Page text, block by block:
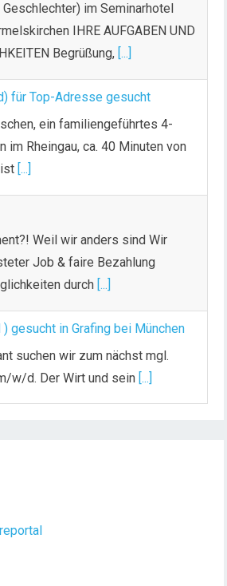
im Seminarhotel
IHRE AUFGABEN UND
Begrüßung, [...]
für Top-Adresse gesucht
ein familiengeführtes 4-
im Rheingau, ca. 40 Minuten von
[...]
Weil wir anders sind Wir
Job & faire Bezahlung
durch [...]
gesucht in Grafing bei München
suchen wir zum nächst mgl.
w/d. Der Wirt und sein [...]
Urlaubsfeeling Chef de Rang
aus Leidenschaft und